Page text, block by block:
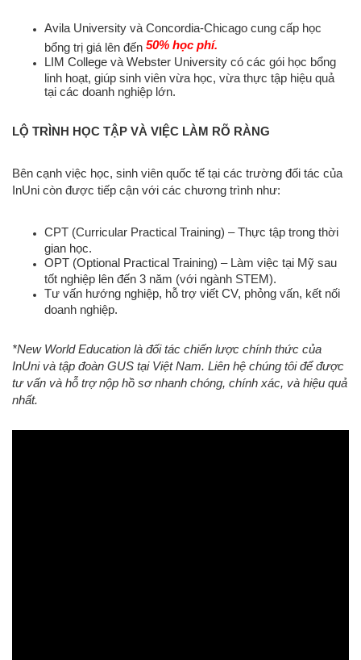
Avila University và Concordia-Chicago cung cấp học
bổng trị giá lên đến 50% học phí.
LIM College và Webster University có các gói học bổng
linh hoạt, giúp sinh viên vừa học, vừa thực tập hiệu quả
tại các doanh nghiệp lớn.
LỘ TRÌNH HỌC TẬP VÀ VIỆC LÀM RÕ RÀNG
Bên cạnh việc học, sinh viên quốc tế tại các trường đối tác của
InUni còn được tiếp cận với các chương trình như:
CPT (Curricular Practical Training) – Thực tập trong thời
gian học.
OPT (Optional Practical Training) – Làm việc tại Mỹ sau
tốt nghiệp lên đến 3 năm (với ngành STEM).
Tư vấn hướng nghiệp, hỗ trợ viết CV, phỏng vấn, kết nối
doanh nghiệp.
*New World Education là đối tác chiến lược chính thức của
InUni và tập đoàn GUS tại Việt Nam. Liên hệ chúng tôi để được
tư vấn và hỗ trợ nộp hồ sơ nhanh chóng, chính xác, và hiệu quả
nhất.